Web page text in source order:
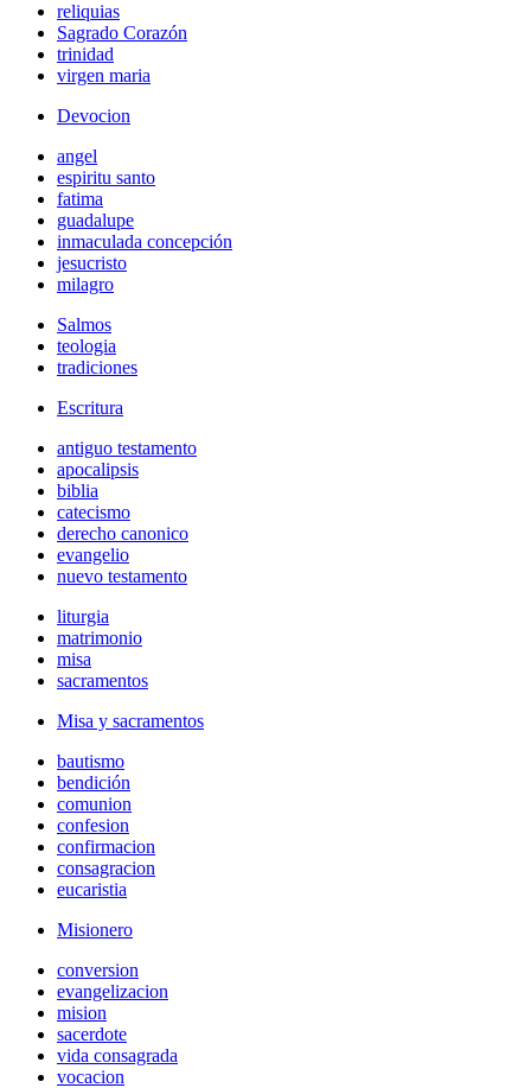
reliquias
Sagrado Corazón
trinidad
virgen maria
Devocion
angel
espiritu santo
fatima
guadalupe
inmaculada concepción
jesucristo
milagro
Salmos
teologia
tradiciones
Escritura
antiguo testamento
apocalipsis
biblia
catecismo
derecho canonico
evangelio
nuevo testamento
liturgia
matrimonio
misa
sacramentos
Misa y sacramentos
bautismo
bendición
comunion
confesion
confirmacion
consagracion
eucaristia
Misionero
conversion
evangelizacion
mision
sacerdote
vida consagrada
vocacion